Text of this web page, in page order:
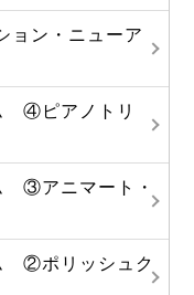
ョン・ニューア
④ピアノトリ
③アニマート・
②ポリッシュク